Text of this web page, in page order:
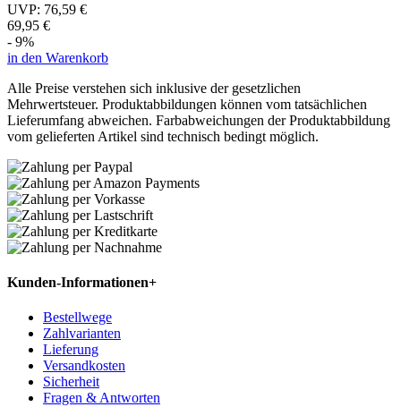
UVP: 76,59 €
69,95 €
- 9%
in den Warenkorb
Alle Preise verstehen sich inklusive der gesetzlichen
Mehrwertsteuer. Produktabbildungen können vom tatsächlichen
Lieferumfang abweichen. Farbabweichungen der Produktabbildung
vom gelieferten Artikel sind technisch bedingt möglich.
Kunden-Informationen+
Bestellwege
Zahlvarianten
Lieferung
Versandkosten
Sicherheit
Fragen & Antworten